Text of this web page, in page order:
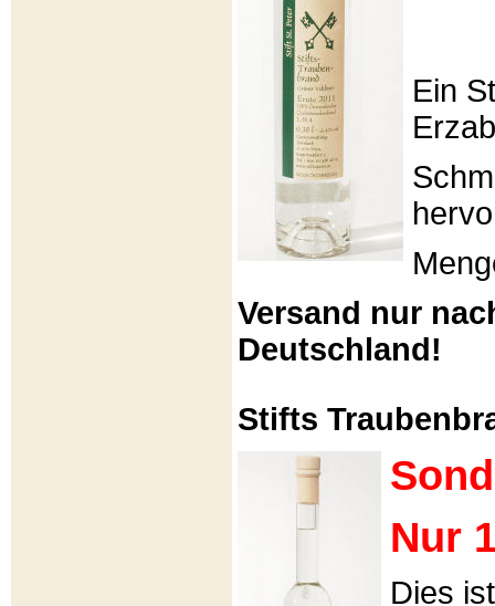
Ein
Versand nur
Deutschland!
Stifts
Nur
Dies